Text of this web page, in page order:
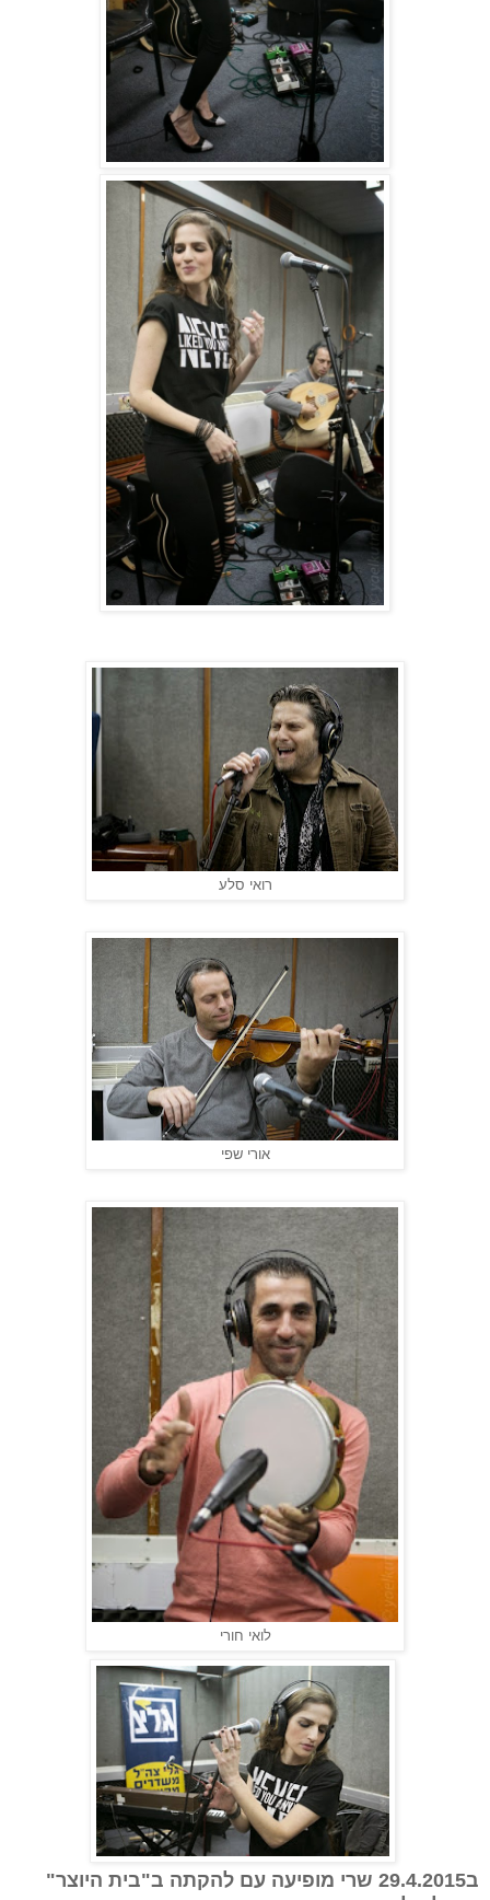
רואי סלע
אורי שפי
לואי חורי
ב29.4.2015 שרי מופיעה עם להקתה ב"בית היוצר"